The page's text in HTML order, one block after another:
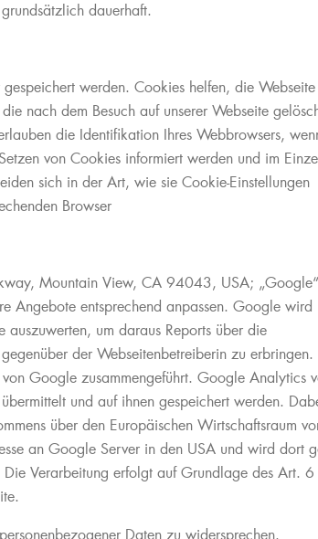
dauerhaft.
werden. Cookies helfen, die Webseite
nach dem Besuch auf unserer Webseite
die Identifikation Ihres Webbrowsers,
von Cookies informiert werden und im
sich in der Art, wie sie Cookie-Einstellungen
Browser
Mountain View, CA 94043, USA;
Angebote entsprechend anpassen. Google wird
um daraus Reports über die
der Webseitenbetreiberin zu erbringen.
Google zusammengeführt. Google Analytics
und auf ihnen gespeichert werden.
über den Europäischen Wirtschaftsraum
an Google Server in den USA und wird dort
Die Verarbeitung erfolgt auf Grundlage des Art. 6